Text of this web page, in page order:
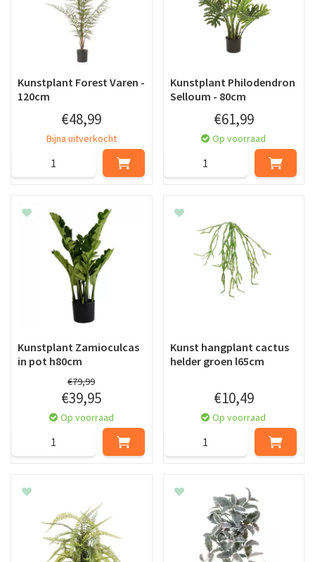
Kunstplant Forest Varen -
120cm
€48,99
Bijna uitverkocht
Kunstplant Philodendron
Selloum - 80cm
€61,99
Op voorraad
Kunstplant Zamioculcas
in pot h80cm
€79,99
€39,95
Op voorraad
Kunst hangplant cactus
helder groen l65cm
€10,49
Op voorraad